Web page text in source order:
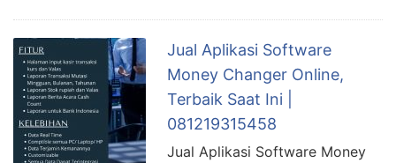
Jual Aplikasi Software
Money Changer Online,
Terbaik Saat Ini |
081219315458
Jual Aplikasi Software Money